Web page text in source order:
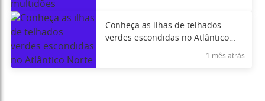
Conheça as ilhas de telhados
verdes escondidas no Atlântico
1 mês atrás